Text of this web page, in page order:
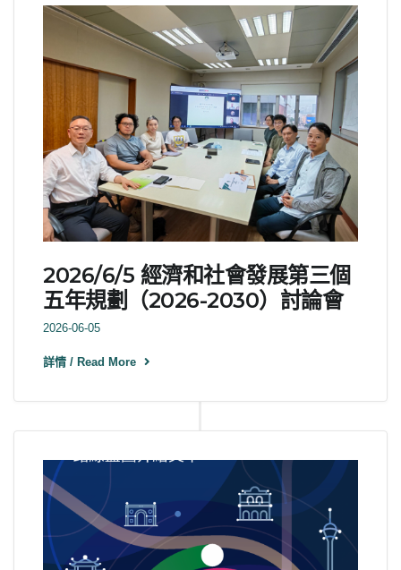
2026/6/5 經濟和社會發展第三個
五年規劃（2026-2030）討論會
2026-06-05
詳情 / Read More